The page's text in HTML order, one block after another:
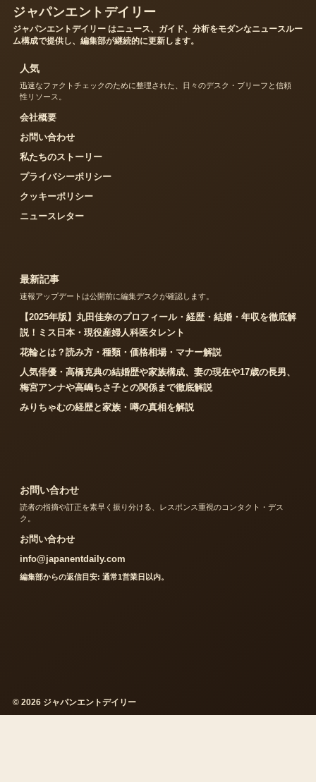
ジャパンエントデイリー
ジャパンエントデイリー はニュース、ガイド、分析をモダンなニュースルー
ム構成で提供し、編集部が継続的に更新します。
人気
迅速なファクトチェックのために整理された、日々のデスク・ブリーフと信頼
性リソース。
会社概要
お問い合わせ
私たちのストーリー
プライバシーポリシー
クッキーポリシー
ニュースレター
最新記事
速報アップデートは公開前に編集デスクが確認します。
【2025年版】丸田佳奈のプロフィール・経歴・結婚・年収を徹底解
説！ミス日本・現役産婦人科医タレント
花輪とは？読み方・種類・価格相場・マナー解説
人気俳優・高橋克典の結婚歴や家族構成、妻の現在や17歳の長男、
梅宮アンナや高嶋ちさ子との関係まで徹底解説
みりちゃむの経歴と家族・噂の真相を解説
お問い合わせ
読者の指摘や訂正を素早く振り分ける、レスポンス重視のコンタクト・デス
ク。
お問い合わせ
info@japanentdaily.com
編集部からの返信目安: 通常1営業日以内。
© 2026 ジャパンエントデイリー